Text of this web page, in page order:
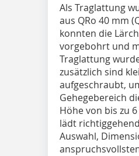
Als Traglattung
aus QRo 40 mm
konnten die
vorgebohrt und
Traglattung
zusätzlich sind
aufgeschraubt,
Gehegebereich
Höhe von bis zu
lädt
Auswahl,